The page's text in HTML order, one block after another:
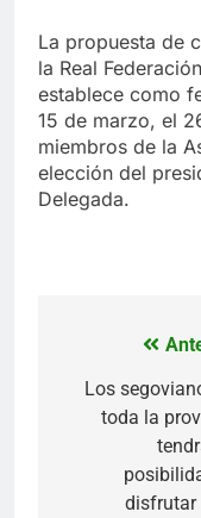
La propuesta de
la Real
establece como
15 de marzo, el
miembros de la
elección del
Delegada.
de
entradas
Los
toda la
disfrutar